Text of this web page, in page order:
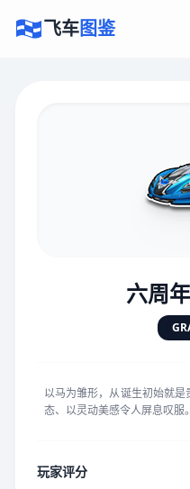
飞车图鉴
六周
以马为雏形，从诞生初始就
态、以灵动美感令人屏息叹服。
玩家评分
★★
手感